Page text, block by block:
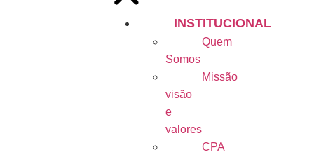
INSTITUCIONAL
Quem
Somos
Missão
visão
e
valores
CPA